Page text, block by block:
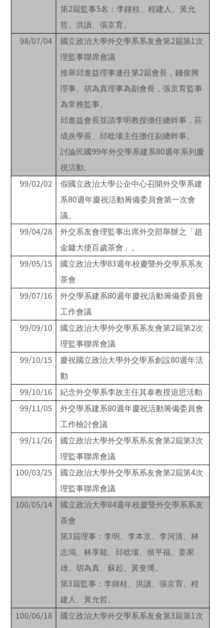
第2屆監事5名：李鍾桂、程建人、黃允
哲、洪讀、張京育。
98/07/04 國立政治大學外交學系系友會第2屆第1次
理監事聯席會議
推舉邱進益理事連任第2屆會長，錢俊興
理事、胡為真理事為副會長，張京育監事
為常務監事。
邱進益會長並請李明教授擔任總幹事，莊
成炎學長、邱稔壤主任擔任副總幹事。
討論民國99年外交學系建系80週年系列慶
祝活動。
99/02/02
假國立政治大學公企中心召開外交學系建
系80週年慶祝活動籌備委員會第一次會
議。
99/04/28
外交系友會理監事出席外交部舉辦之「趙
金鏞大使百歲茶會」。
99/05/15 國立政治大學83週年校慶暨外交學系系友
茶會
99/07/16 外交學系建系80週年慶祝活動籌備委員會
工作會議
99/09/10 國立政治大學外交學系系友會第2屆第2次
理監事聯席會議
99/10/15 慶祝國立政治大學外交學系創設80週年活
動
99/10/16 紀念外交學系李故主任其泰教授追思活動
99/11/05 外交學系建系80週年慶祝活動籌備委員會
工作檢討會議
99/11/26 國立政治大學外交學系系友會第2屆第3次
理監事聯席會議
100/03/25 國立政治大學外交學系系友會第2屆第4次
理監事聯席會議
100/05/14 國立政治大學84週年校慶暨外交學系系友
茶會
第3 屆理事：李明、李本京、李河清、林
志鴻、林享能、邱稔壤、侯平福、姜家
雄、胡為真、蘇起、黃奎博。
第3 屆監事：李鍾桂、洪讀、張京育、程
建人、黃允哲。
100/06/18 國立政治大學外交學系系友會第3 屆第1次